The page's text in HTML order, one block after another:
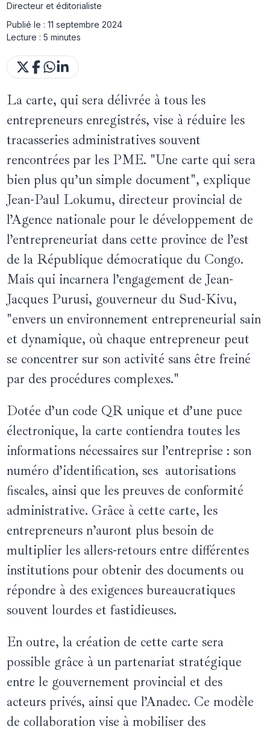
Directeur et éditorialiste
Publié le :11 septembre 2024
Lecture :5 minutes
La carte, qui sera délivrée à tous les
entrepreneurs enregistrés, vise à réduire les
tracasseries administratives souvent
rencontrées par les PME. "Une carte qui sera
bien plus qu’un simple document", explique
Jean-Paul Lokumu, directeur provincial de
l’Agence nationale pour le développement de
l’entrepreneuriat dans cette province de l’est
de la République démocratique du Congo.
Mais qui incarnera l’engagement de Jean-
Jacques Purusi, gouverneur du Sud-Kivu,
"envers un environnement entrepreneurial sain
et dynamique, où chaque entrepreneur peut
se concentrer sur son activité sans être freiné
par des procédures complexes."
Dotée d’un code QR unique et d’une puce
électronique, la carte contiendra toutes les
informations nécessaires sur l’entreprise : son
numéro d’identification, ses autorisations
fiscales, ainsi que les preuves de conformité
administrative. Grâce à cette carte, les
entrepreneurs n’auront plus besoin de
multiplier les allers-retours entre différentes
institutions pour obtenir des documents ou
répondre à des exigences bureaucratiques
souvent lourdes et fastidieuses.
En outre, la création de cette carte sera
possible grâce à un partenariat stratégique
entre le gouvernement provincial et des
acteurs privés, ainsi que l’Anadec. Ce modèle
de collaboration vise à mobiliser des